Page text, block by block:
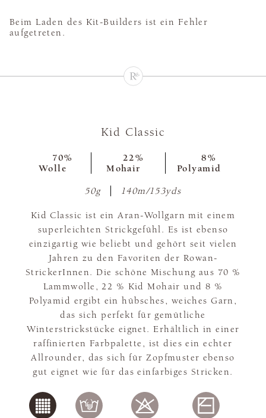
Beim Laden des Kit-Builders ist ein Fehler
aufgetreten.
Kid Classic
70%
Wolle
22%
Mohair
8%
Polyamid
50g 140m/153yds
Kid Classic ist ein Aran-Wollgarn mit einem
superleichten Strickgefühl. Es ist ebenso
einzigartig wie beliebt und gehört seit vielen
Jahren zu den Favoriten der Rowan-
StrickerInnen. Die schöne Mischung aus 70 %
Lammwolle, 22 % Kid Mohair und 8 %
Polyamid ergibt ein hübsches, weiches Garn,
das sich perfekt für gemütliche
Winterstrickstücke eignet. Erhältlich in einer
raffinierten Farbpalette, ist dies ein echter
Allrounder, das sich für Zopfmuster ebenso
gut eignet wie für das einfarbiges Stricken.